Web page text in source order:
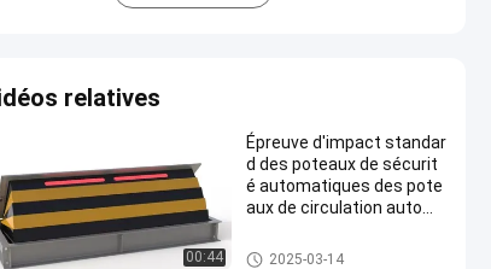
relatives
00:44
Épreuve d'impact standar
d des poteaux de sécurit
é automatiques des pote
aux de circulation autom
Autres2025-03-14